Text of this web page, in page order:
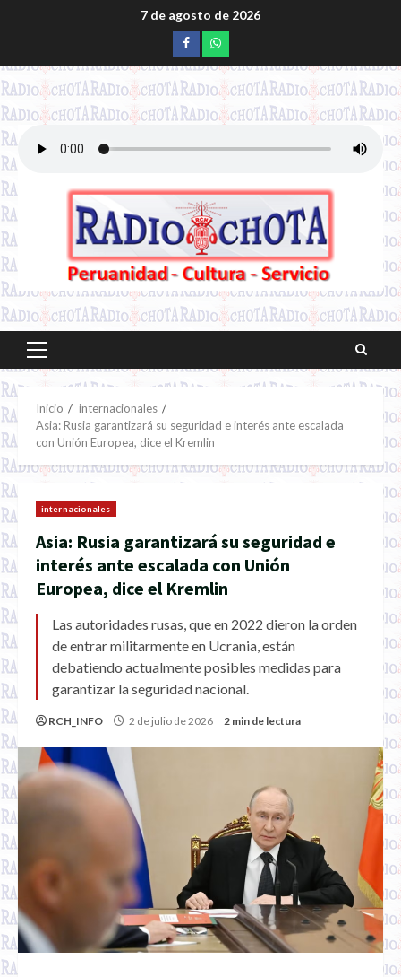
7 de agosto de 2026
Facebookwhatsapp
Menú
principal
Inicio
internacionales
Asia: Rusia garantizará su seguridad e interés ante escalada
con Unión Europea, dice el Kremlin
internacionales
Asia: Rusia garantizará su seguridad e
interés ante escalada con Unión
Europea, dice el Kremlin
Las autoridades rusas, que en 2022 dieron la orden
de entrar militarmente en Ucrania, están
debatiendo actualmente posibles medidas para
garantizar la seguridad nacional.
RCH_INFO 2 de julio de 2026 2 min de lectura